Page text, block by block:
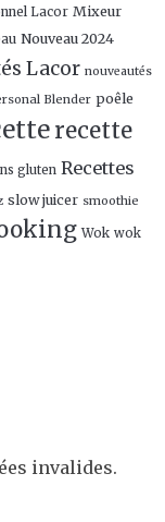
Lacor Mixeur
Nouveau 2024
Lacor nouveautés
Blender poêle
recette
gluten Recettes
slow juicer smoothie
Wok wok
invalides.